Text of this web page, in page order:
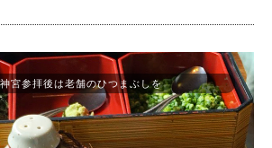
宮参拝後は老舗のひつまぶしを